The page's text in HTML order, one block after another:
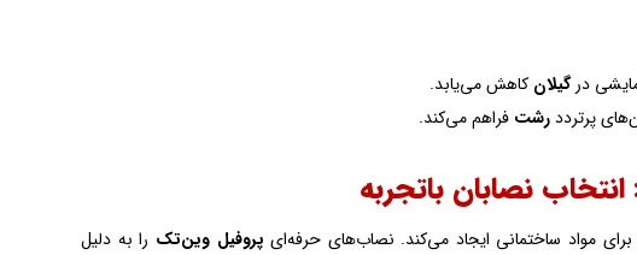
درگیلان کاهش می‌یابد.
پرترددرشت فراهم می‌کند.
مواد ساختمانی ایجاد می‌کند. نصاب‌های حرفه‌ای پروفیل وین‌تک را به دلیل